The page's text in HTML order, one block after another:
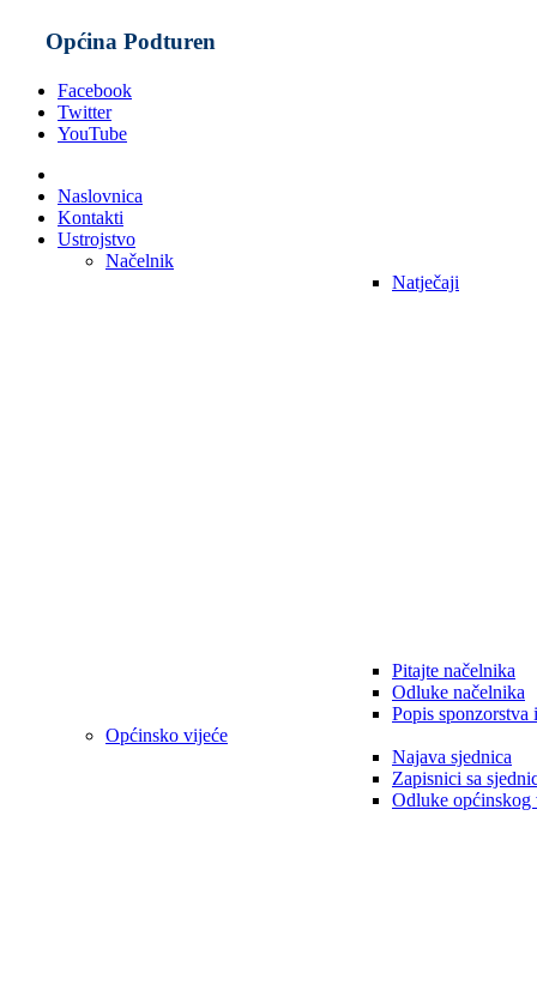
Općina Podturen
Facebook
Twitter
YouTube
Naslovnica
Kontakti
Ustrojstvo
Načelnik
Natječaji
Pitajte načelnika
Odluke načelnika
Popis sponzorstva
Općinsko vijeće
Najava sjednica
Zapisnici sa
Odluke općinskog